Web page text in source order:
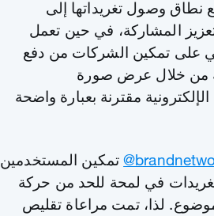
وصول تغريداتها إلى
المشاركة، في حين تعمل
على تمكين الشركات من دفع
من خلال عرض صورة
مقترنة بعبارة واضحة
تمكين المستخدمين
في لمحة للحد من حركة
لذا، تمت مراعاة تقليص